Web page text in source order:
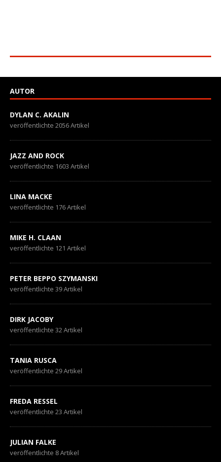
AUTOR
DYLAN C. AKALIN
veröffentlichte 2056 Artikel
JAZZ AND ROCK
veröffentlichte 1603 Artikel
LINA MACKE
veröffentlichte 176 Artikel
MIKE H. CLAAN
veröffentlichte 121 Artikel
PETER BEPPO SZYMANSKI
veröffentlichte 39 Artikel
DIRK JACOBY
veröffentlichte 32 Artikel
TANIA RUSCA
veröffentlichte 29 Artikel
FREDA RESSEL
veröffentlichte 23 Artikel
JULIAN FALKE
veröffentlichte 8 Artikel